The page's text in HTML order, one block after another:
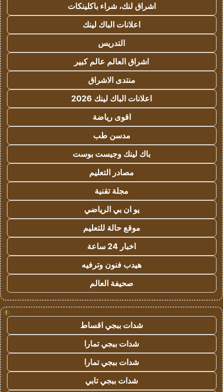
اشراق لنك، شراء باكلينكات
اعلانات الباك لينك
التدريس
اشراق العالم عالم كبير
منتدى الاشراق
اعلانات الباك لينك 2026
اقوى رياضة
مدسن طب
باك لينك وجيست بوست
مصادر التعليم
مجلة تقنية
يو ان بي الرياضي
موقع حالة للتعليم
اخبار 24 ساعة
هيدب فنون وترفيه
صحيفة العالم
!
شدات ببجي اقساط
شدات ببجي تمارا
شدات ببجي تمارا
شدات ببجي تابي